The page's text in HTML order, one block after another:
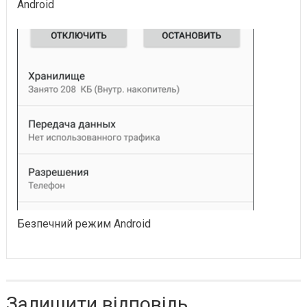
Android
Безпечний режим Android